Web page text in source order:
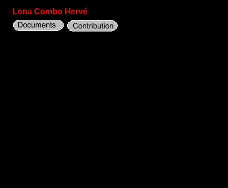
Lona Combo Hervé